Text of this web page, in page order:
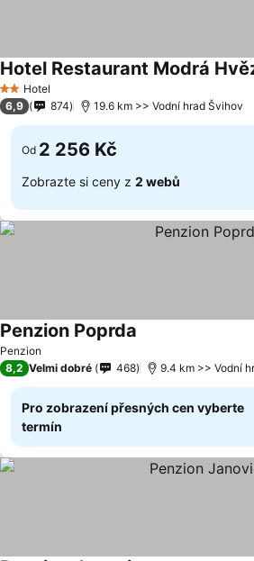
2 Počet hvězdiček
Hotel
Hotel Restaurant Modrá
6,9 874 19.6 km >> Vodní hrad Švihov
Od 2 256 Kč
Zobrazte si ceny z 2 webů
Penzion
Penzion Poprda
8,2 Velmi dobré 468 9.4 km >> Vodní
Pro zobrazení přesných cen vyberte
termín